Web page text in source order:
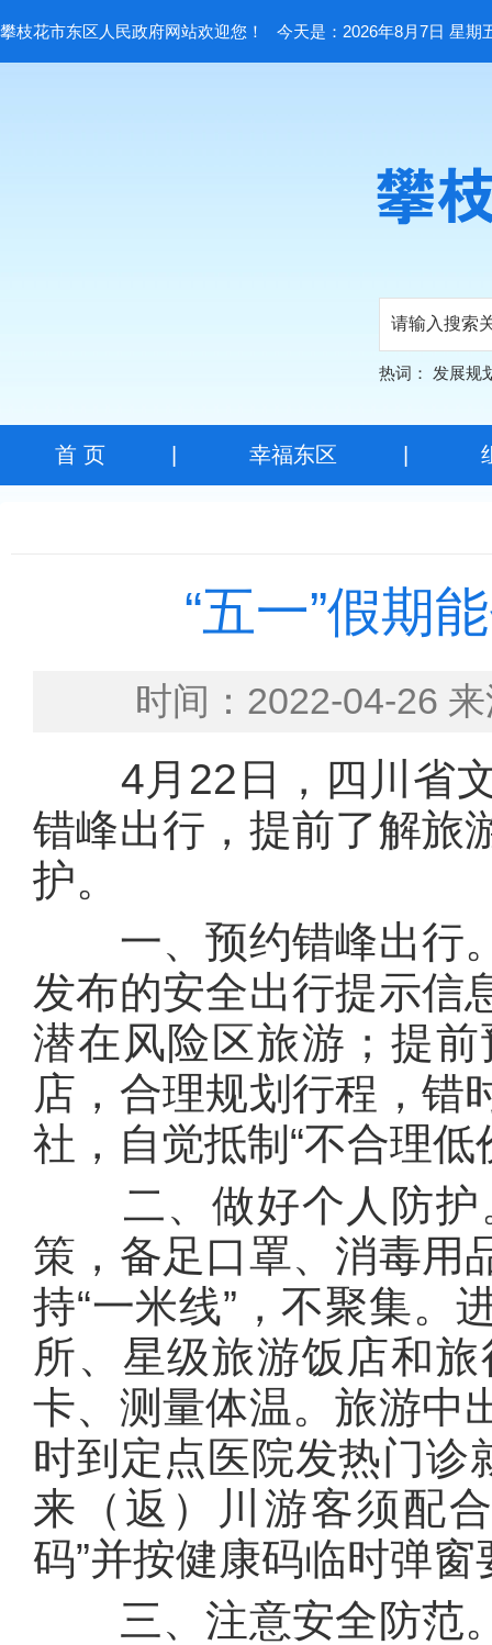
攀枝花市东区人民政府网站欢迎您！ 今天是：2026年8月7日 星期
热词： 发展规
首 页| 幸福东区
“五一”假期
时间：2022-04-26
4月22日，四川省文
错峰出行，提前了解旅
护。
一、预约错峰出行。
发布的安全出行提示信
潜在风险区旅游；提
店，合理规划行程，错
社，自觉抵制“不合理低
二、做好个人防护
策，备足口罩、消毒用
持“一米线”，不聚集。
所、星级旅游饭店和
卡、测量体温。旅游中
时到定点医院发热门诊
来（返）川游客须配
码”并按健康码临时弹
三、注意安全防范。